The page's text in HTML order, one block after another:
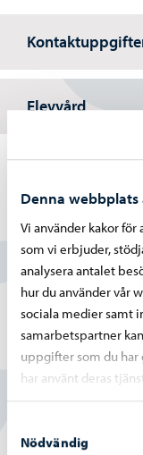
Denna
Vi använder kakor
som vi erbjuder,
analysera antalet
hur du använder vår
sociala medier samt
samarbetspartner
uppgifter som du har
har använt deras
Nödvändig
Elevvård
Hittade du vad